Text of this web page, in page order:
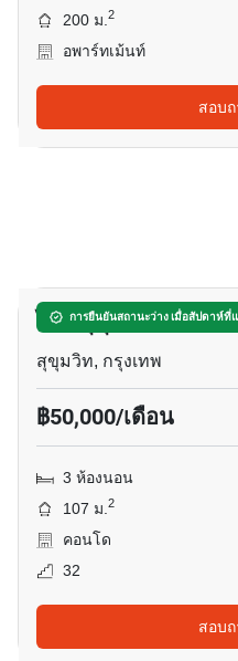
200 ม.2
อพาร์ทเม้นท์
สอบ
การยืนยันสถานะว่าง เมื่อสัปดาห์ที่
ไฮด์ สุขุมวิท 13 คอน
สุขุมวิท, กรุงเทพ
฿50,000/เดือน
3 ห้องนอน
107 ม.2
คอนโด
32
สอบ